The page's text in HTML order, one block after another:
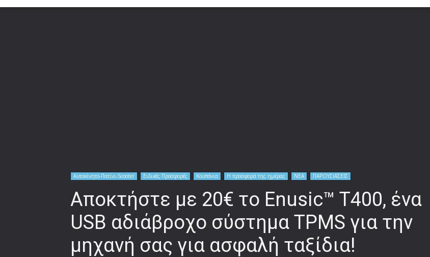
Αυτοκίνητο-Πατίνι-Scooter Ειδικές Προσφορές Κουπόνια Η προσφορά της ημέρας ΝΕΑ ΠΑΡΟΥΣΙΑΣΕΙΣ
Αποκτήστε με 20€ το Enusic™ T400, ένα
USB αδιάβροχο σύστημα TPMS για την
μηχανή σας για ασφαλή ταξίδια!